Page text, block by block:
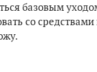
базовым
со средствами